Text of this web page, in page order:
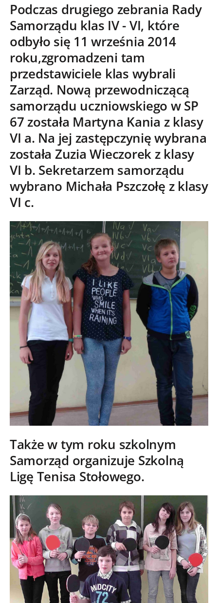
Podczas drugiego zebrania Rady
Samorządu klas IV - VI, które
odbyło się 11 września 2014
roku,zgromadzeni tam
przedstawiciele klas wybrali
Zarząd. Nową przewodniczącą
samorządu uczniowskiego w SP
67 została Martyna Kania z klasy
VI a. Na jej zastępczynię wybrana
została Zuzia Wieczorek z klasy
VI b. Sekretarzem samorządu
wybrano Michała Pszczołę z klasy
VI c.
Także w tym roku szkolnym
Samorząd organizuje Szkolną
Ligę Tenisa Stołowego.